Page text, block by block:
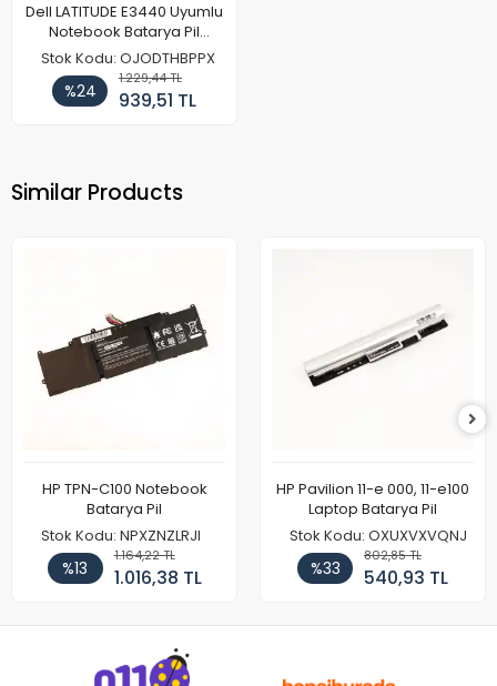
Dell LATITUDE E3440 Uyumlu
Notebook Batarya Pil
4400mAh
Stok Kodu: OJODTHBPPX
%24
1.229,44 TL
939,51 TL
Similar Products
HP TPN-C100 Notebook
Batarya Pil
Stok Kodu: NPXZNZLRJI
%13
1.164,22 TL
1.016,38 TL
HP Pavilion 11-e 000, 11-e100
Laptop Batarya Pil
Stok Kodu: OXUXVXVQNJ
%33
802,85 TL
540,93 TL